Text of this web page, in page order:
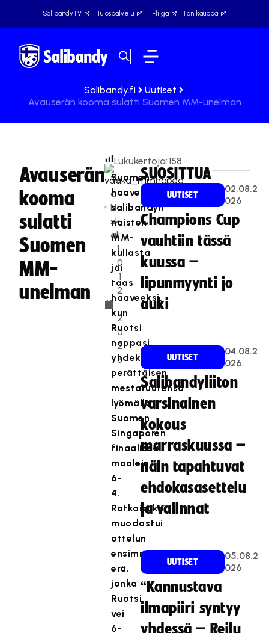
SalibandyTV Tulospalvelu F-liiga Fanikauppa
Salibandy.fi
Uutiset
Avauserän kooma sulatti Suomen MM-unelman
Avauserän
kooma
sulatti
Suomen
MM-
unelman
Te
a
Na
sk
ali
1
0
.1
2
.
2
0
2
3
Lukukertoja:158
Suomen
haave
salibandyn
naisten
MM-
kullasta
jäi
taas
haaveeksi,
kun
Ruotsi
nappasi
yhdeksännen
perättäisen
mestaruutensa
lyömällä
Suomen
Singaporen
finaalissa
maalein
6-
4.
Ratkaisuksi
muodostui
ottelun
ensimmäinen
erä,
jonka
Ruotsi
vei
6-
SUOSITTUA
UUTISET
02.08.2
026
Champions Cup
vauhtiin tässä
kuussa –
lipunmyynti jo
auki
UUTISET
04.08.2
026
Salibandyliiton
varsinainen
kokous
marraskuussa –
näin tapahtuvat
ehdokasasettelu
ja valinnat
UUTISET
05.08.2
026
“Kannustava
ilmapiiri syntyy
yhdessä – Reilu